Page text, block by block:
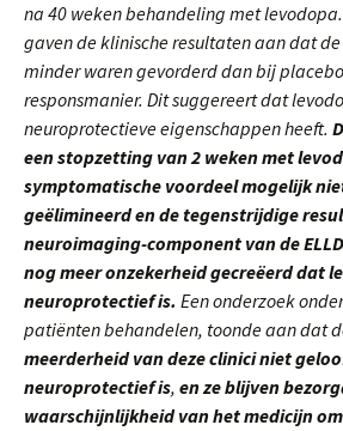
na 40 weken behandeling met
gaven de klinische resultaten aan dat
minder waren gevorderd dan bij
responsmanier. Dit suggereert dat
neuroprotectieve eigenschappen heeft.
een stopzetting van 2 weken met
symptomatische voordeel mogelijk
geëlimineerden de tegenstrijdige
neuroimaging-component van de
nog meer onzekerheid gecreëerd dat
neuroprotectief is. Een onderzoek
patiënten behandelen, toonde aan dat
meerderheid van deze clinici niet
neuroprotectief is, en ze blijven
waarschijnlijkheid van het medicijn